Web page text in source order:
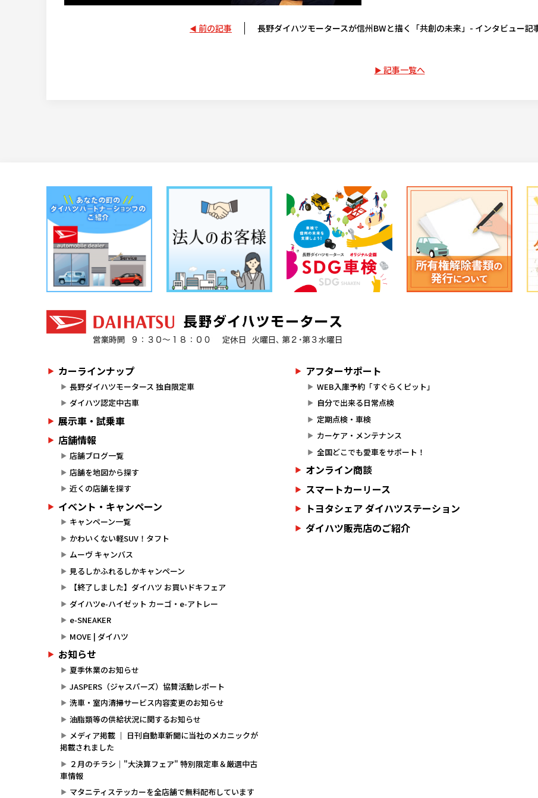
前の記事 長野ダイハツモータースが信州BWと描く「共創の未来」- インタビュー記
記事一覧へ
カーラインナップ
長野ダイハツモータース 独自限定車
ダイハツ認定中古車
展示車・試乗車
店舗情報
店舗ブログ一覧
店舗を地図から探す
近くの店舗を探す
イベント・キャンペーン
キャンペーン一覧
かわいくない軽SUV！タフト
ムーヴ キャンバス
見るしかふれるしかキャンペーン
【終了しました】ダイハツ お買いドキフェア
ダイハツe-ハイゼット カーゴ・e-アトレー
e-SNEAKER
MOVE | ダイハツ
お知らせ
夏季休業のお知らせ
JASPERS（ジャスパーズ）協賛活動レポート
洗車・室内清掃サービス内容変更のお知らせ
油脂類等の供給状況に関するお知らせ
メディア掲載 ｜ 日刊自動車新聞に当社のメカニックが
掲載されました
２月のチラシ｜"大決算フェア" 特別限定車＆厳選中古
車情報
マタニティステッカーを全店舗で無料配布しています
アフターサポート
WEB入庫予約「すぐらくピット」
自分で出来る日常点検
定期点検・車検
カーケア・メンテナンス
全国どこでも愛車をサポート！
オンライン商談
スマートカーリース
トヨタシェア ダイハツステーション
ダイハツ販売店のご紹介